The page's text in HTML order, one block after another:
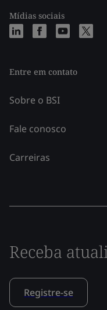
Mídias sociais
Entre em contato
Sobre o BSI
Fale conosco
Carreiras
Receba
Registre-se